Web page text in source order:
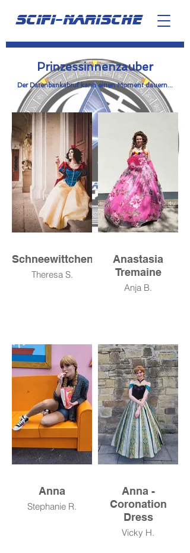
scifi-narische
Prinzessinnenzauber
Der Datenbankabruf kann einen Moment dauern...
Schneewittchen
Theresa S.
Anastasia
Tremaine
Anja B.
Anna
Stephanie R.
Anna -
Coronation
Dress
Vicky H.